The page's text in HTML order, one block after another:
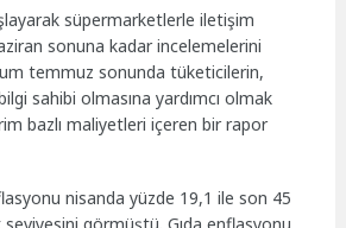
süpermarketlerle iletişim
sonuna kadar incelemelerini
temmuz sonunda tüketicilerin,
sahibi olmasına yardımcı olmak
bazlı maliyetleri içeren bir rapor
nisanda yüzde 19,1 ile son 45